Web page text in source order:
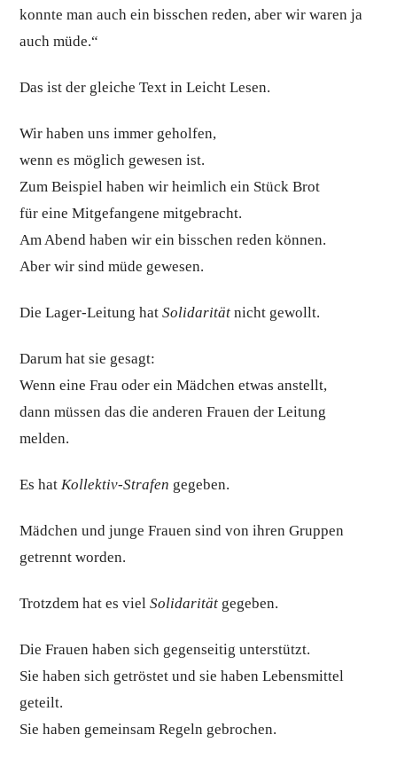
konnte man auch ein bisschen reden, aber wir waren ja
auch müde.“
Das ist der gleiche Text in Leicht Lesen.
Wir haben uns immer geholfen,
wenn es möglich gewesen ist.
Zum Beispiel haben wir heimlich ein Stück Brot
für eine Mitgefangene mitgebracht.
Am Abend haben wir ein bisschen reden können.
Aber wir sind müde gewesen.
Die Lager-Leitung hat Solidarität nicht gewollt.
Darum hat sie gesagt:
Wenn eine Frau oder ein Mädchen etwas anstellt,
dann müssen das die anderen Frauen der Leitung
melden.
Es hat Kollektiv-Strafen gegeben.
Mädchen und junge Frauen sind von ihren Gruppen
getrennt worden.
Trotzdem hat es viel Solidarität gegeben.
Die Frauen haben sich gegenseitig unterstützt.
Sie haben sich getröstet und sie haben Lebensmittel
geteilt.
Sie haben gemeinsam Regeln gebrochen.